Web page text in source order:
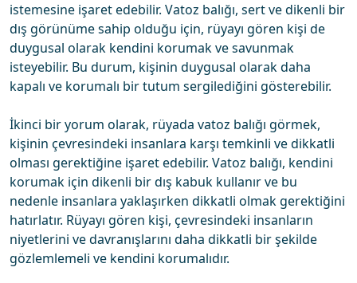
istemesine işaret edebilir. Vatoz balığı, sert ve dikenli bir
dış görünüme sahip olduğu için, rüyayı gören kişi de
duygusal olarak kendini korumak ve savunmak
isteyebilir. Bu durum, kişinin duygusal olarak daha
kapalı ve korumalı bir tutum sergilediğini gösterebilir.
İkinci bir yorum olarak, rüyada vatoz balığı görmek,
kişinin çevresindeki insanlara karşı temkinli ve dikkatli
olması gerektiğine işaret edebilir. Vatoz balığı, kendini
korumak için dikenli bir dış kabuk kullanır ve bu
nedenle insanlara yaklaşırken dikkatli olmak gerektiğini
hatırlatır. Rüyayı gören kişi, çevresindeki insanların
niyetlerini ve davranışlarını daha dikkatli bir şekilde
gözlemlemeli ve kendini korumalıdır.